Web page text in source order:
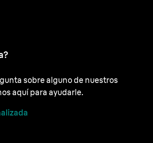
sobre alguno de nuestros
aquí para ayudarle.